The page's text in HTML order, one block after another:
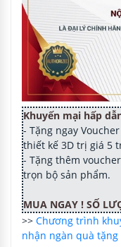
Khuyến mại hấp
- Tặng ngay
thiết kế 3D trị giá 5
- Tặng thêm
trọn bộ sản phẩm.
MUA NGAY ! SỐ
>> Chương trình
nhận ngàn quà tặng